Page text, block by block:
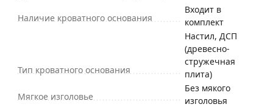
Наличие кроватного основания
Входит в
комплект
Тип кроватного основания
Настил, ДСП
(древесно-
стружечная
плита)
Мягкое изголовье
Без мякого
изголовья